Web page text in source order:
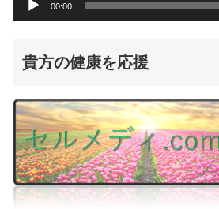
00:00
貴方の健康を応援